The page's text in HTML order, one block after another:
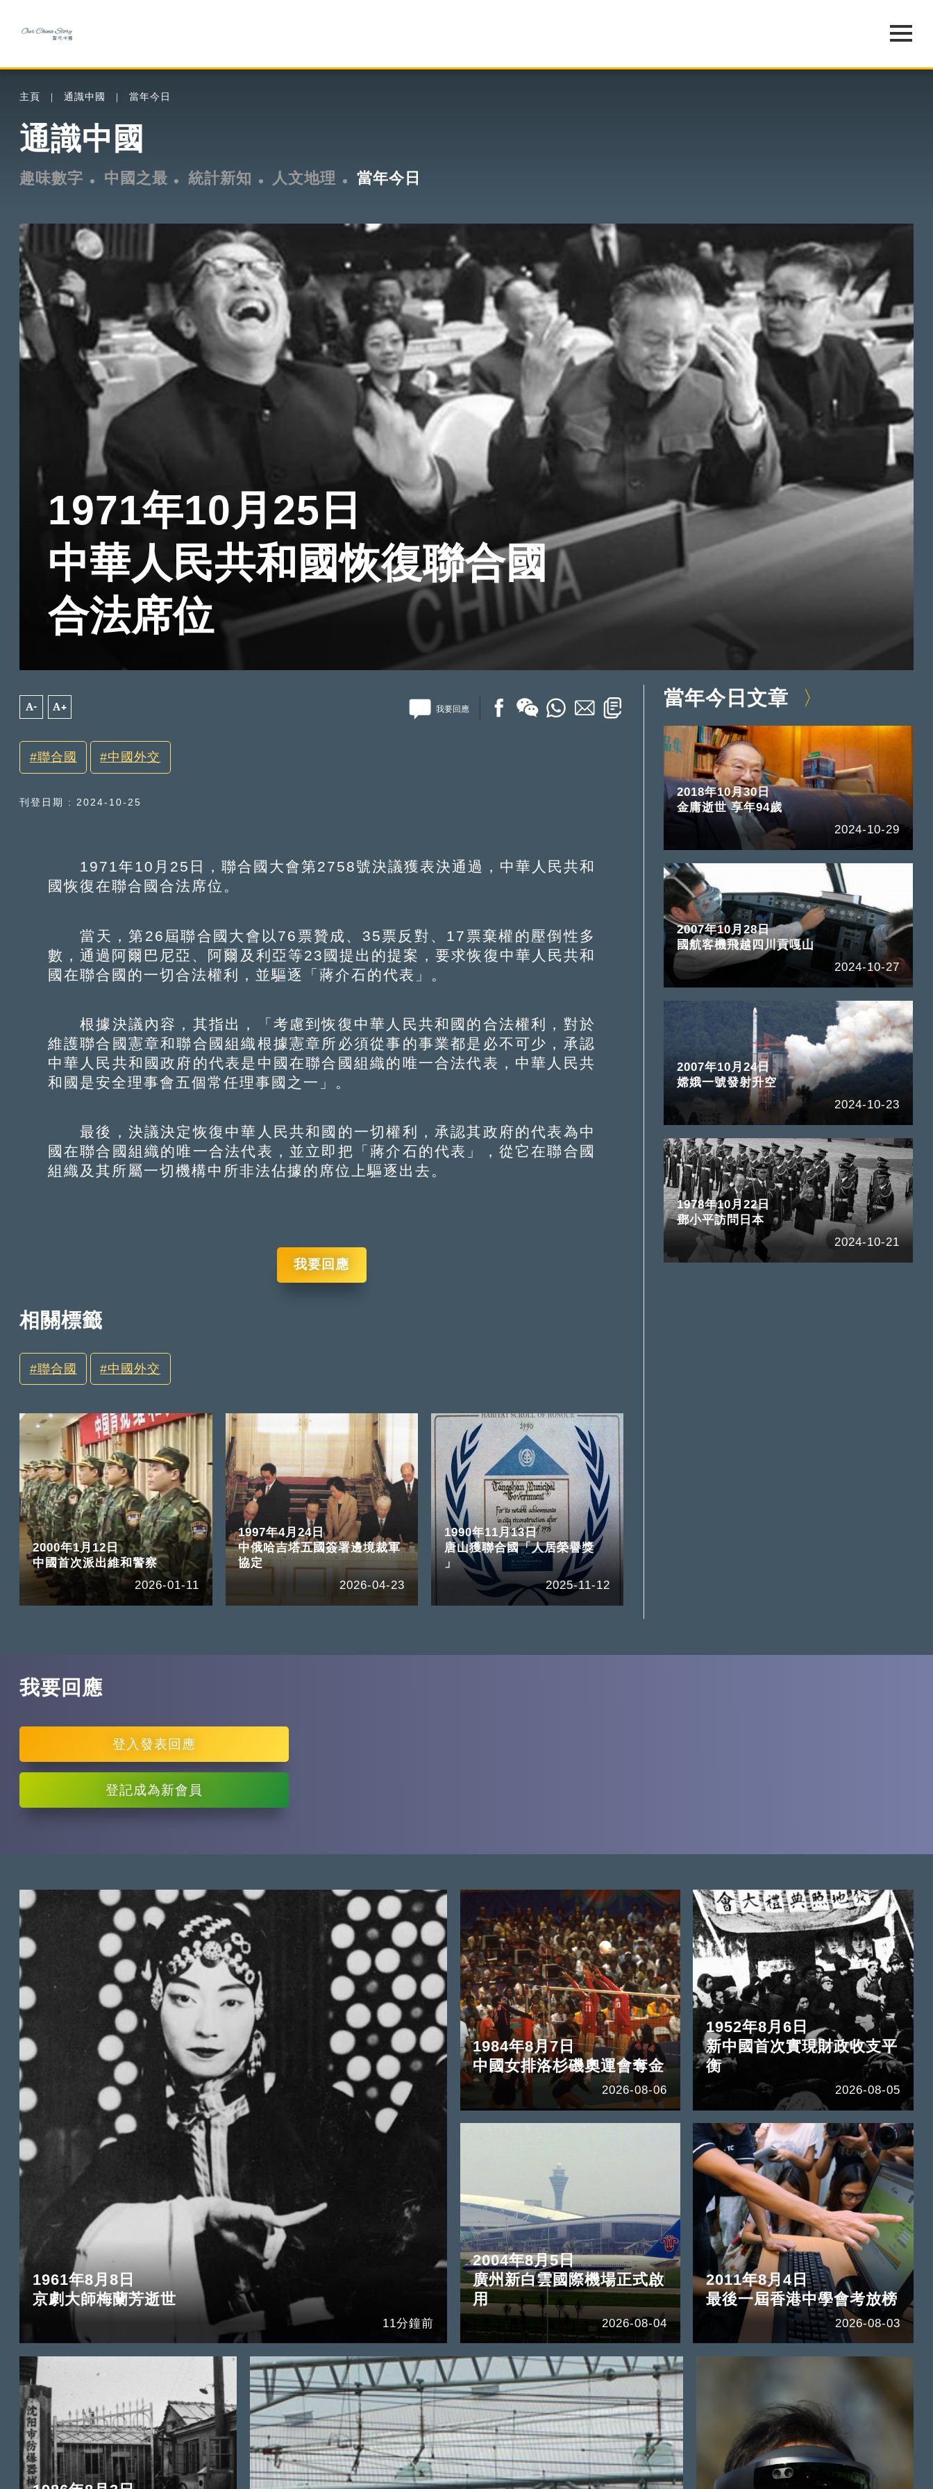
主頁 通識中國 當年今日
通識中國
趣味數字 中國之最 統計新知 人文地理 當年今日
1971年10月25日
中華人民共和國恢復聯合國
合法席位
A- A+ 我要回應
聯合國 中國外交
刊登日期 : 2024-10-25
1971年10月25日，聯合國大會第2758號決議獲表決通過，中華人民共和
國恢復在聯合國合法席位。
當天，第26屆聯合國大會以76票贊成、35票反對、17票棄權的壓倒性多
數，通過阿爾巴尼亞、阿爾及利亞等23國提出的提案，要求恢復中華人民共和
國在聯合國的一切合法權利，並驅逐「蔣介石的代表」。
根據決議內容，其指出，「考慮到恢復中華人民共和國的合法權利，對於
維護聯合國憲章和聯合國組織根據憲章所必須從事的事業都是必不可少，承認
中華人民共和國政府的代表是中國在聯合國組織的唯一合法代表，中華人民共
和國是安全理事會五個常任理事國之一」。
最後，決議決定恢復中華人民共和國的一切權利，承認其政府的代表為中
國在聯合國組織的唯一合法代表，並立即把「蔣介石的代表」，從它在聯合國
組織及其所屬一切機構中所非法佔據的席位上驅逐出去。
我要回應
相關標籤
聯合國 中國外交
2000年1月12日
中國首次派出維和警察
2026-01-11
1997年4月24日
中俄哈吉塔五國簽署邊境裁軍
協定
2026-04-23
1990年11月13日
唐山獲聯合國「人居榮譽獎
」
2025-11-12
當年今日文章
2018年10月30日
金庸逝世 享年94歲
2024-10-29
2007年10月28日
國航客機飛越四川貢嘎山
2024-10-27
2007年10月24日
嫦娥一號發射升空
2024-10-23
1978年10月22日
鄧小平訪問日本
2024-10-21
我要回應
登入發表回應
登記成為新會員
1961年8月8日
京劇大師梅蘭芳逝世
11分鐘前
1984年8月7日
中國女排洛杉磯奧運會奪金
2026-08-06
1952年8月6日
新中國首次實現財政收支平
衡
2026-08-05
2004年8月5日
廣州新白雲國際機場正式啟
用
2026-08-04
2011年8月4日
最後一屆香港中學會考放榜
2026-08-03